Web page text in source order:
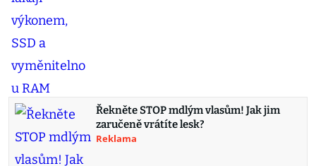
Řekněte STOP mdlým vlasům! Jak jim
zaručeně vrátíte lesk?
Reklama